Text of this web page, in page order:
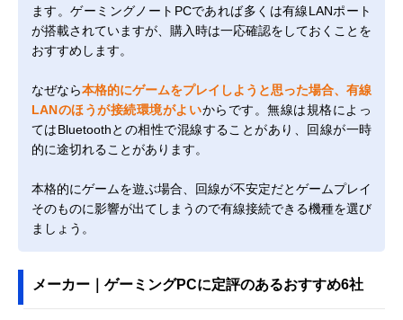
ます。ゲーミングノートPCであれば多くは有線LANポート
が搭載されていますが、購入時は一応確認をしておくことを
おすすめします。
なぜなら本格的にゲームをプレイしようと思った場合、有線
LANのほうが接続環境がよいからです。無線は規格によっ
てはBluetoothとの相性で混線することがあり、回線が一時
的に途切れることがあります。
本格的にゲームを遊ぶ場合、回線が不安定だとゲームプレイ
そのものに影響が出てしまうので有線接続できる機種を選び
ましょう。
メーカー｜ゲーミングPCに定評のあるおすすめ6社